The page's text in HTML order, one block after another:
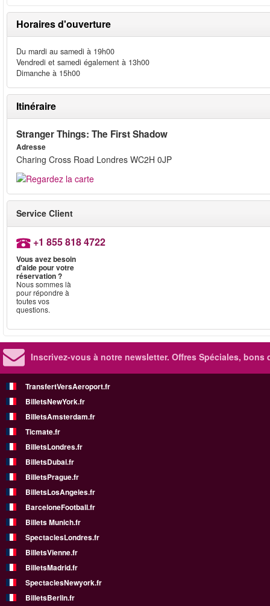
Horaires d'ouverture
Du mardi au samedi à 19h00
Vendredi et samedi également à 13h00
Dimanche à 15h00
Itinéraire
Stranger Things: The First Shadow
Adresse
Charing Cross Road Londres WC2H 0JP
Service Client
+1 855 818 4722
Vous avez besoin
d'aide pour votre
réservation ?
Nous sommes là
pour répondre à
toutes vos
questions.
Inscrivez-vous à notre newsletter. Offres Spéciales, bons
TransfertVersAeroport.fr
BilletsNewYork.fr
BilletsAmsterdam.fr
Ticmate.fr
BilletsLondres.fr
BilletsDubai.fr
BilletsPrague.fr
BilletsLosAngeles.fr
BarceloneFootball.fr
Billets Munich.fr
SpectaclesLondres.fr
BilletsVienne.fr
BilletsMadrid.fr
SpectaclesNewyork.fr
BilletsBerlin.fr